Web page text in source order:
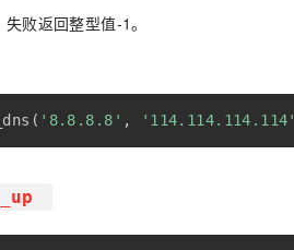
败返回整型值-1。
( '8.8.8.8' , '114.114.114.114'